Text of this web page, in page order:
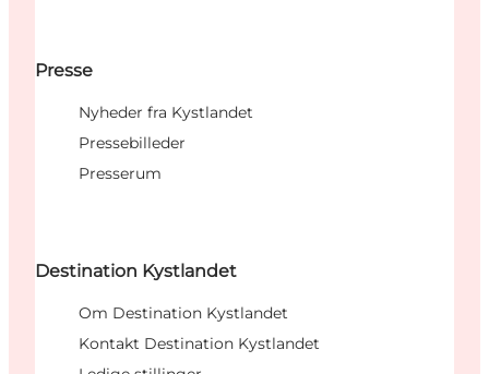
Presse
Nyheder fra Kystlandet
Pressebilleder
Presserum
Destination Kystlandet
Om Destination Kystlandet
Kontakt Destination Kystlandet